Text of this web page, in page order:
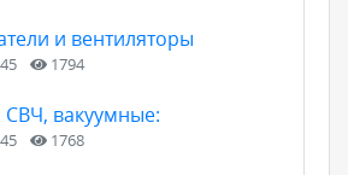
и вентиляторы
1794
вакуумные:
1768